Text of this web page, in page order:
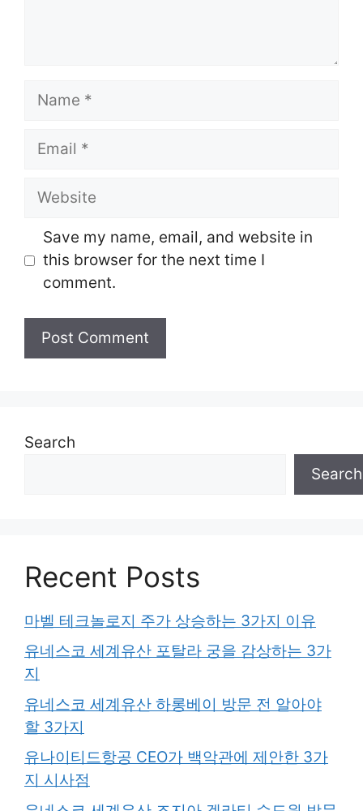
Name
Email
Website
Save my name, email, and website in
this browser for the next time I
comment.
Search
Search
Recent Posts
마벨 테크놀로지 주가 상승하는 3가지 이유
유네스코 세계유산 포탈라 궁을 감상하는 3가
지
유네스코 세계유산 하롱베이 방문 전 알아야
할 3가지
유나이티드항공 CEO가 백악관에 제안한 3가
지 시사점